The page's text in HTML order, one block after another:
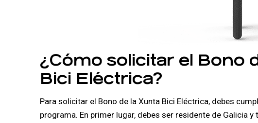
¿Cómo solicitar el Bono
Bici Eléctrica?
Para solicitar el Bono de la Xunta Bici Eléctrica, debes
programa. En primer lugar, debes ser residente de Galicia